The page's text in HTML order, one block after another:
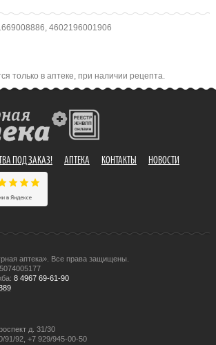
4602196001906
только в аптеке, при наличии рецепта.
ПОД ЗАКАЗ! АПТЕКА КОНТАКТЫ НОВОСТИ
аптека». Все права защищены.
8 4967 69-61-90
д. 31/30
91/92, +7 929/945-00-50